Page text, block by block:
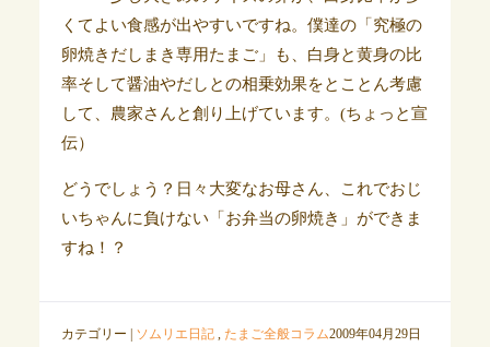
くてよい食感が出やすいですね。僕達の「究極の
卵焼きだしまき専用たまご」も、白身と黄身の比
率そして醤油やだしとの相乗効果をとことん考慮
して、農家さんと創り上げています。(ちょっと宣
伝）
どうでしょう？日々大変なお母さん、これでおじ
いちゃんに負けない「お弁当の卵焼き」ができま
すね！？
カテゴリー | ソムリエ日記, たまご全般コラム2009年04月29日